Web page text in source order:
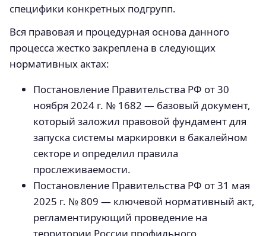
специфики конкретных подгрупп.
Вся правовая и процедурная основа данного
процесса жестко закреплена в следующих
нормативных актах:
Постановление Правительства РФ от 30
ноября 2024 г. № 1682 — базовый документ,
который заложил правовой фундамент для
запуска системы маркировки в бакалейном
секторе и определил правила
прослеживаемости.
Постановление Правительства РФ от 31 мая
2025 г. № 809 — ключевой нормативный акт,
регламентирующий проведение на